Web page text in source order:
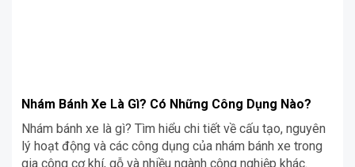
Nhám Bánh Xe Là Gì? Có Những Công Dụng Nào?
Nhám bánh xe là gì? Tìm hiểu chi tiết về cấu tạo, nguyên
lý hoạt động và các công dụng của nhám bánh xe trong
gia công cơ khí, gỗ và nhiều ngành công nghiệp khác.